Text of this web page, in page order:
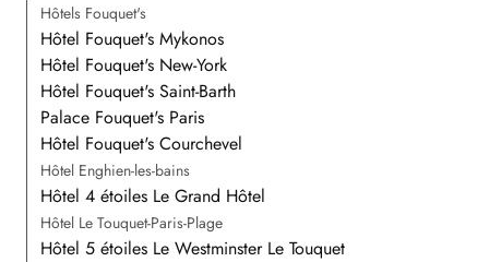
Hôtels Fouquet's
Hôtel Fouquet's Mykonos
Hôtel Fouquet's New-York
Hôtel Fouquet's Saint-Barth
Palace Fouquet's Paris
Hôtel Fouquet's Courchevel
Hôtel Enghien-les-bains
Hôtel 4 étoiles Le Grand Hôtel
Hôtel Le Touquet-Paris-Plage
Hôtel 5 étoiles Le Westminster Le Touquet